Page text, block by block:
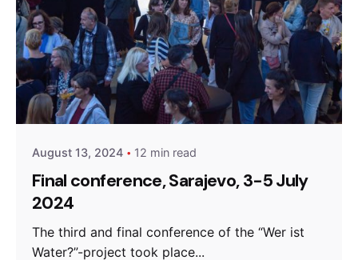
Posted by
admin
August 13, 2024 12 min read
Final conference, Sarajevo, 3-5 July
2024
The third and final conference of the “Wer ist
Water?”-project took place...